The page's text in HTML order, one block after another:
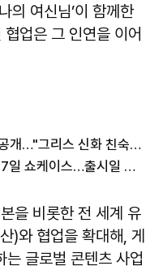
의 여신님’이 함께한
업은 그 인연을 이어
컴투스 신작 '제우스: 오만의 신' 공개…"그리스 신화 친숙함에 신선함 더했다"
컴투스 '제우스: 오만의 신', 내달 7일 쇼케이스…출시일 공개
을 비롯한 전 세계 유
)와 협업을 확대해, 게
는 글로벌 콘텐츠 사업